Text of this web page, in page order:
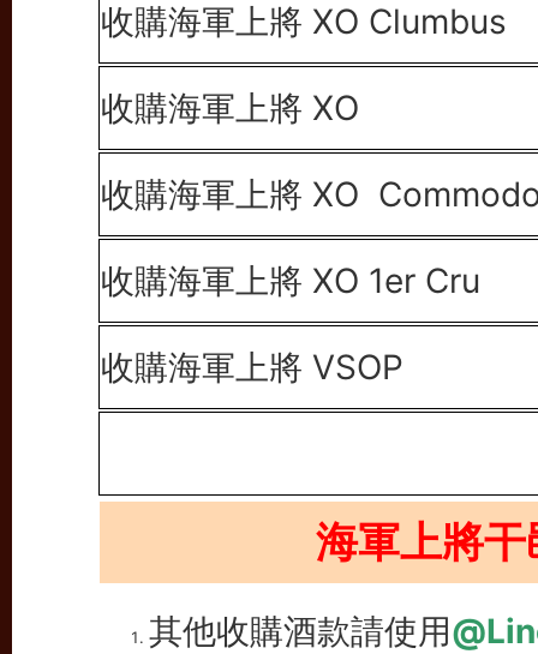
收購海軍上將 XO Clumbus
收購海軍上將 XO
收購海軍上將 XO
收購海軍上將 XO 1er Cru
收購海軍上將 VSOP
海軍上將
其他收購酒款請使用